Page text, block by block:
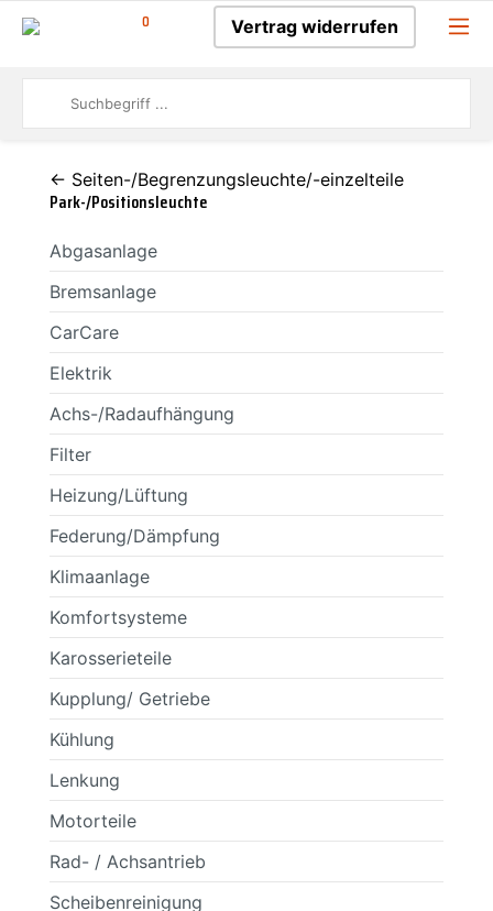
0 Vertrag widerrufen
← Seiten-/Begrenzungsleuchte/-einzelteile
Park-/Positionsleuchte
Abgasanlage
Bremsanlage
CarCare
Elektrik
Achs-/Radaufhängung
Filter
Heizung/Lüftung
Federung/Dämpfung
Klimaanlage
Komfortsysteme
Karosserieteile
Kupplung/ Getriebe
Kühlung
Lenkung
Motorteile
Rad- / Achsantrieb
Scheibenreinigung